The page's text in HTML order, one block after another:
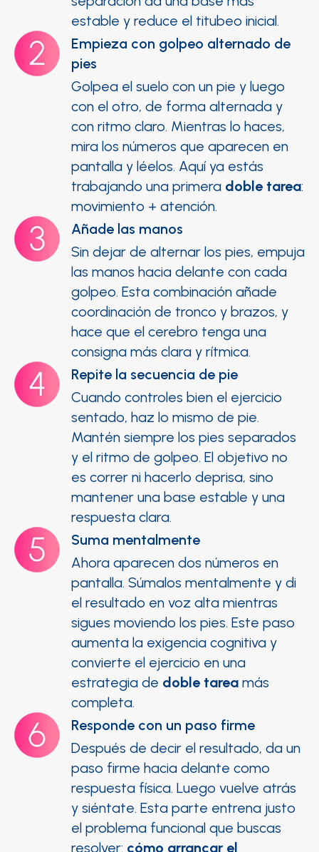
estable y reduce el titubeo inicial.
Empieza con golpeo alternado de
pies
Golpea el suelo con un pie y luego
con el otro, de forma alternada y
con ritmo claro. Mientras lo haces,
mira los números que aparecen en
pantalla y léelos. Aquí ya estás
trabajando una primera doble tarea:
movimiento + atención.
Añade las manos
Sin dejar de alternar los pies, empuja
las manos hacia delante con cada
golpeo. Esta combinación añade
coordinación de tronco y brazos, y
hace que el cerebro tenga una
consigna más clara y rítmica.
Repite la secuencia de pie
Cuando controles bien el ejercicio
sentado, haz lo mismo de pie.
Mantén siempre los pies separados
y el ritmo de golpeo. El objetivo no
es correr ni hacerlo deprisa, sino
mantener una base estable y una
respuesta clara.
Suma mentalmente
Ahora aparecen dos números en
pantalla. Súmalos mentalmente y di
el resultado en voz alta mientras
sigues moviendo los pies. Este paso
aumenta la exigencia cognitiva y
convierte el ejercicio en una
estrategia de doble tarea más
completa.
Responde con un paso firme
Después de decir el resultado, da un
paso firme hacia delante como
respuesta física. Luego vuelve atrás
y siéntate. Esta parte entrena justo
el problema funcional que buscas
resolver: cómo arrancar el